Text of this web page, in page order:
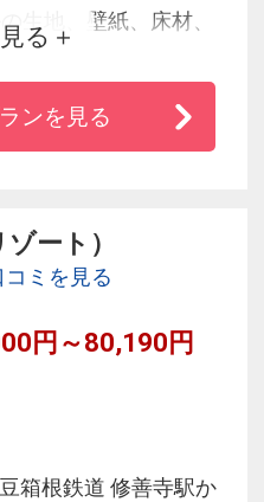
生地、壁紙、床材、
してご利用いただけ
部屋にご宿泊いただ
る
ンを見る
ート）
コミを見る
円～80,190円
箱根鉄道 修善寺駅か